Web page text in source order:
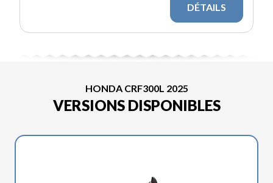
DÉTAILS
HONDA CRF300L 2025
VERSIONS DISPONIBLES